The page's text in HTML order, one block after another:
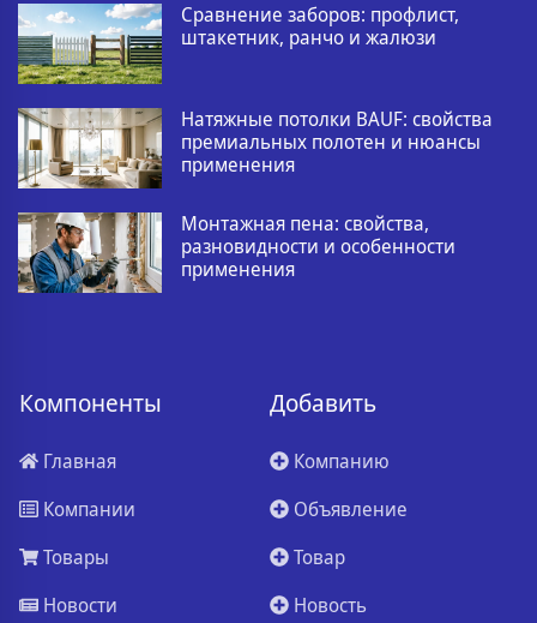
Сравнение заборов: профлист,
штакетник, ранчо и жалюзи
Натяжные потолки BAUF: свойства
премиальных полотен и нюансы
применения
Монтажная пена: свойства,
разновидности и особенности
применения
Компоненты
Главная
Компании
Товары
Новости
Добавить
Компанию
Объявление
Товар
Новость